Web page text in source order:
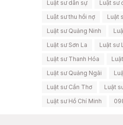
Luật sư dân sự
Luật sư
Luật sư thu hồi nợ
Luật
Luật sư Quảng Ninh
Luật sư Sơn La
Luật sư
Luật sư Thanh Hóa
Luật sư Quảng Ngãi
Luật sư Cần Thơ
Luật
Luật sư Hồ Chí Minh